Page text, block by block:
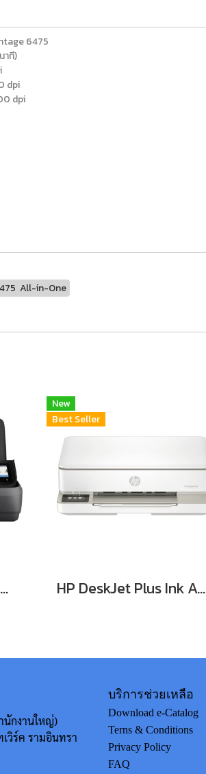
6475
าที)
dpi
dpi
All-in-One
เครื่องปริ้นเตอร์อิงค์เจ็ทพกพา ราคาประหยัด HP OfficeJet 250 Mobile All-in-One Printer ประกันศูนย์บริการ HP 1 ปี
New
Best Seller
HP DeskJet Plus Ink Advantage 6175 All-in-One Printer (NEW) รับประกัน2 yrs Onsite Support
กงานใหญ่)
วิร์ค รามอินทรา
บริการช่วยเหลือ
Download e-Catalog
Terns & Conditions
Privacy Policy
FAQ